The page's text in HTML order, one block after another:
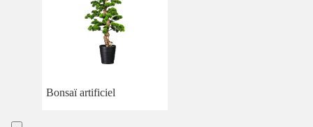
Bonsaï artificiel